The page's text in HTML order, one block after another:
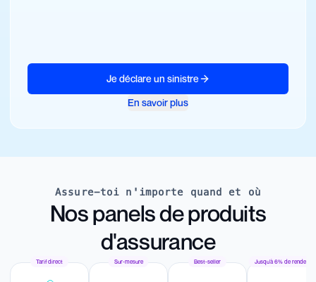
Je déclare un sinistre
En savoir plus
Assure-toi n'importe quand et où
Nos panels de produits
d'assurance
Tarif direct Sur-mesure Best-seller Jusqu'à 6% de